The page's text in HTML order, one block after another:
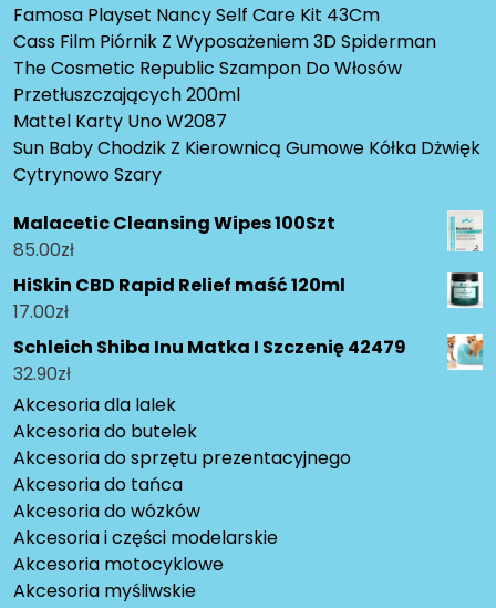
Famosa Playset Nancy Self Care Kit 43Cm
Cass Film Piórnik Z Wyposażeniem 3D Spiderman
The Cosmetic Republic Szampon Do Włosów
Przetłuszczających 200ml
Mattel Karty Uno W2087
Sun Baby Chodzik Z Kierownicą Gumowe Kółka Dżwięk
Cytrynowo Szary
Malacetic Cleansing Wipes 100Szt
85.00zł
HiSkin CBD Rapid Relief maść 120ml
17.00zł
Schleich Shiba Inu Matka I Szczenię 42479
32.90zł
Akcesoria dla lalek
Akcesoria do butelek
Akcesoria do sprzętu prezentacyjnego
Akcesoria do tańca
Akcesoria do wózków
Akcesoria i części modelarskie
Akcesoria motocyklowe
Akcesoria myśliwskie